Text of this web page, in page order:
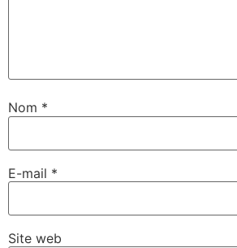
Nom *
E-mail *
Site web